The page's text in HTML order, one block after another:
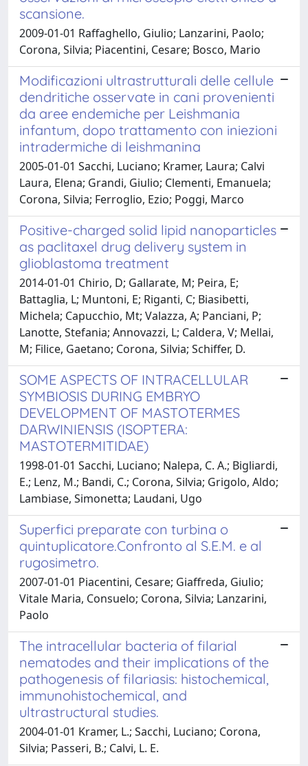
scansione.
2009-01-01 Raffaghello, Giulio; Lanzarini, Paolo;
Corona, Silvia; Piacentini, Cesare; Bosco, Mario
Modificazioni ultrastrutturali delle cellule
dendritiche osservate in cani provenienti
da aree endemiche per Leishmania
infantum, dopo trattamento con iniezioni
intradermiche di leishmanina
2005-01-01 Sacchi, Luciano; Kramer, Laura; Calvi
Laura, Elena; Grandi, Giulio; Clementi, Emanuela;
Corona, Silvia; Ferroglio, Ezio; Poggi, Marco
Positive-charged solid lipid nanoparticles
as paclitaxel drug delivery system in
glioblastoma treatment
2014-01-01 Chirio, D; Gallarate, M; Peira, E;
Battaglia, L; Muntoni, E; Riganti, C; Biasibetti,
Michela; Capucchio, Mt; Valazza, A; Panciani, P;
Lanotte, Stefania; Annovazzi, L; Caldera, V; Mellai,
M; Filice, Gaetano; Corona, Silvia; Schiffer, D.
SOME ASPECTS OF INTRACELLULAR
SYMBIOSIS DURING EMBRYO
DEVELOPMENT OF MASTOTERMES
DARWINIENSIS (ISOPTERA:
MASTOTERMITIDAE)
1998-01-01 Sacchi, Luciano; Nalepa, C. A.; Bigliardi,
E.; Lenz, M.; Bandi, C.; Corona, Silvia; Grigolo, Aldo;
Lambiase, Simonetta; Laudani, Ugo
Superfici preparate con turbina o
quintuplicatore.Confronto al S.E.M. e al
rugosimetro.
2007-01-01 Piacentini, Cesare; Giaffreda, Giulio;
Vitale Maria, Consuelo; Corona, Silvia; Lanzarini,
Paolo
The intracellular bacteria of filarial
nematodes and their implications of the
pathogenesis of filariasis: histochemical,
immunohistochemical, and
ultrastructural studies.
2004-01-01 Kramer, L.; Sacchi, Luciano; Corona,
Silvia; Passeri, B.; Calvi, L. E.